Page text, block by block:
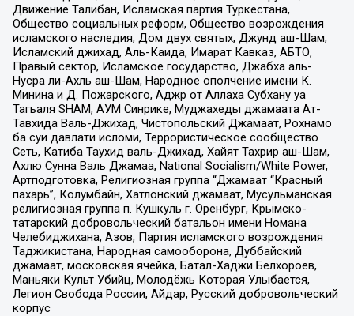
Движение Талибан, Исламская партия Туркестана,
Общество социальных реформ, Общество возрождения
исламского наследия, Дом двух святых, Джунд аш-Шам,
Исламский джихад, Аль-Каида, Имарат Кавказ, АБТО,
Правый сектор, Исламское государство, Джабха аль-
Нусра ли-Ахль аш-Шам, Народное ополчение имени К.
Минина и Д. Пожарского, Аджр от Аллаха Субхану уа
Тагьаля SHAM, АУМ Синрике, Муджахеды джамаата Ат-
Тавхида Валь-Джихад, Чистопольский Джамаат, Рохнамо
ба суи давлати исломи, Террористическое сообщество
Сеть, Катиба Таухид валь-Джихад, Хайят Тахрир аш-Шам,
Ахлю Сунна Валь Джамаа, National Socialism/White Power,
Артподготовка, Религиозная группа “Джамаат “Красный
пахарь”, Колумбайн, Хатлонский джамаат, Мусульманская
религиозная группа п. Кушкуль г. Оренбург, Крымско-
татарский добровольческий батальон имени Номана
Челебиджихана, Азов, Партия исламского возрождения
Таджикистана, Народная самооборона, Дуббайский
джамаат, московская ячейка, Батал-Хаджи Белхороев,
Маньяки Культ Убийц, Молодёжь Которая Улыбается,
Легион Свобода России, Айдар, Русский добровольческий
корпус